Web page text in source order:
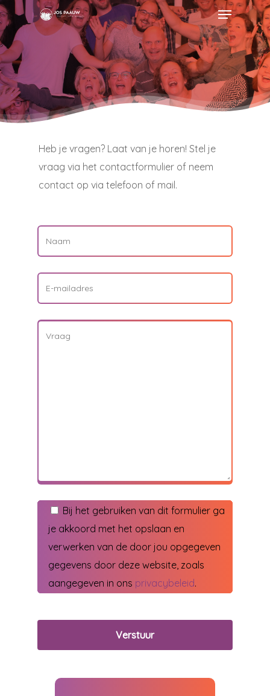
Skip
to
main
content
Menu
Heb je vragen? Laat van je horen! Stel je
vraag via het contactformulier of neem
contact op via telefoon of mail.
Bij het gebruiken van dit formulier ga
je akkoord met het opslaan en
verwerken van de door jou opgegeven
gegevens door deze website, zoals
aangegeven in ons privacybeleid.
Close
Menu